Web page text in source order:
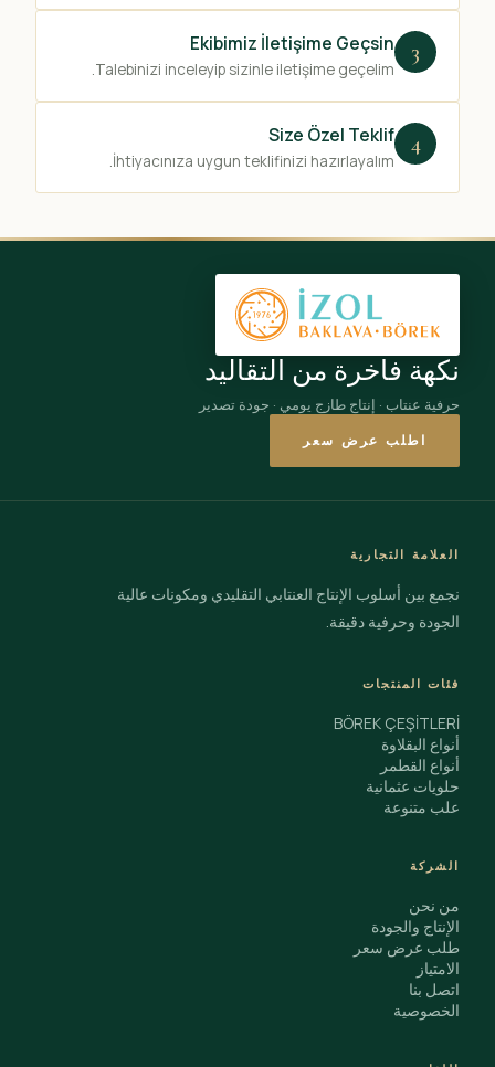
3
Ekibimiz İletişime Geçsin
Talebinizi inceleyip sizinle iletişime geçelim.
4
Size Özel Teklif
İhtiyacınıza uygun teklifinizi hazırlayalım.
نكهة فاخرة من التقاليد
حرفية عنتاب · إنتاج طازج يومي · جودة تصدير
اطلب عرض سعر
العلامة التجارية
نجمع بين أسلوب الإنتاج العنتابي التقليدي ومكونات عالية
الجودة وحرفية دقيقة.
فئات المنتجات
BÖREK ÇEŞİTLERİ
أنواع البقلاوة
أنواع القطمر
حلويات عثمانية
علب متنوعة
الشركة
من نحن
الإنتاج والجودة
طلب عرض سعر
الامتياز
اتصل بنا
الخصوصية